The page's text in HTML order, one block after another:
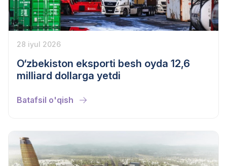
28 iyul 2026
O‘zbekiston eksporti besh oyda 12,6
milliard dollarga yetdi
Batafsil o'qish